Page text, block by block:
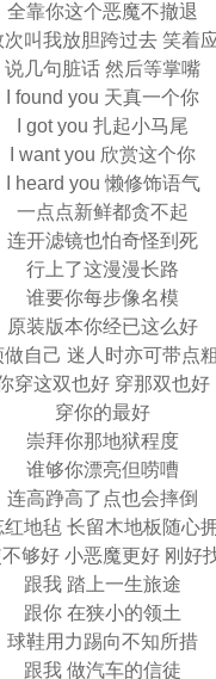
全靠你这个恶魔不撤退
次叫我放胆跨过去 笑着
说几句脏话 然后等掌嘴
I found you 天真一个你
I got you 扎起小马尾
I want you 欣赏这个你
I heard you 懒修饰语气
一点点新鲜都贪不起
连开滤镜也怕奇怪到死
行上了这漫漫长路
谁要你每步像名模
原装版本你经已这么好
做自己 迷人时亦可带点
穿这双也好 穿那双也好
穿你的最好
崇拜你那地狱程度
谁够你漂亮但唠嘈
连高踭高了点也会摔倒
红地毡 长留木地板随心
够好 小恶魔更好 刚好
跟我 踏上一生旅途
跟你 在狭小的领土
球鞋用力踢向不知所措
跟我 做汽车的信徒